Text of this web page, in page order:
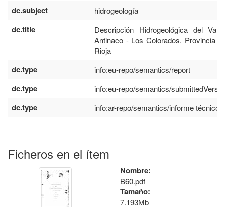
dc.subject hidrogeología
dc.title
Descripción Hidrogeológica del
Antinaco - Los Colorados. Provincia
Rioja
dc.type info:eu-repo/semantics/report
dc.type info:eu-repo/semantics/
dc.type info:ar-repo/semantics/informe técnico
Ficheros en el ítem
Nombre:
B60.pdf
Tamaño:
7.193Mb